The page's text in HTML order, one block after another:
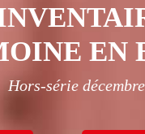
EN
Hors-série